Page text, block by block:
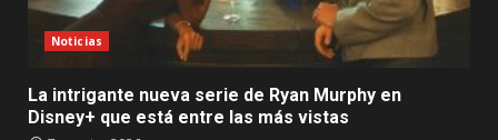
Noticias
La intrigante nueva serie de Ryan Murphy en
Disney+ que está entre las más vistas